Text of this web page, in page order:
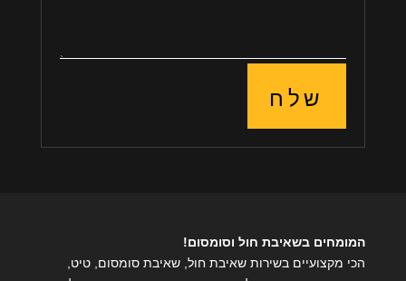
שלח
המומחים בשאיבת חול וסומסום!
הכי מקצועיים בשירות שאיבת חול, שאיבת סומסום, טיט,